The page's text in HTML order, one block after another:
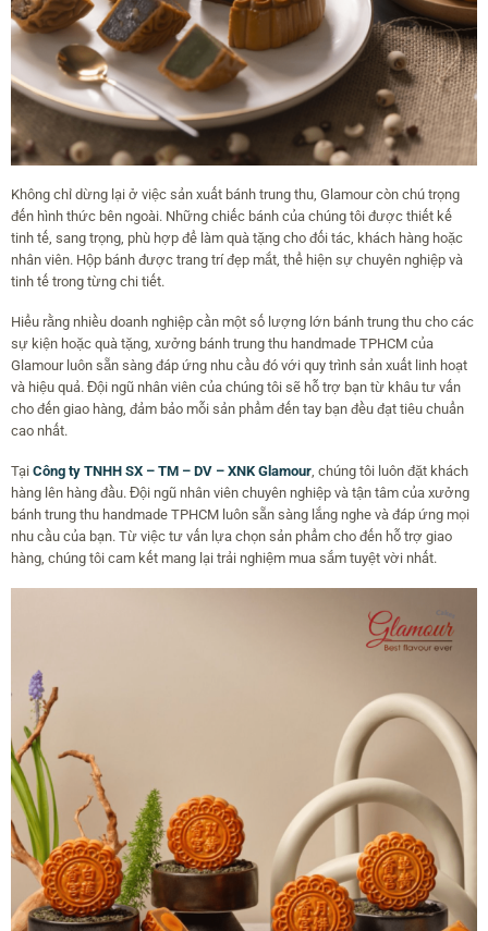
Không chỉ dừng lại ở việc sản xuất bánh trung thu, Glamour còn chú trọng
đến hình thức bên ngoài. Những chiếc bánh của chúng tôi được thiết kế
tinh tế, sang trọng, phù hợp để làm quà tặng cho đối tác, khách hàng hoặc
nhân viên. Hộp bánh được trang trí đẹp mắt, thể hiện sự chuyên nghiệp và
tinh tế trong từng chi tiết.
Hiểu rằng nhiều doanh nghiệp cần một số lượng lớn bánh trung thu cho các
sự kiện hoặc quà tặng, xưởng bánh trung thu handmade TPHCM của
Glamour luôn sẵn sàng đáp ứng nhu cầu đó với quy trình sản xuất linh hoạt
và hiệu quả. Đội ngũ nhân viên của chúng tôi sẽ hỗ trợ bạn từ khâu tư vấn
cho đến giao hàng, đảm bảo mỗi sản phẩm đến tay bạn đều đạt tiêu chuẩn
cao nhất.
Tại Công ty TNHH SX – TM – DV – XNK Glamour, chúng tôi luôn đặt khách
hàng lên hàng đầu. Đội ngũ nhân viên chuyên nghiệp và tận tâm của xưởng
bánh trung thu handmade TPHCM luôn sẵn sàng lắng nghe và đáp ứng mọi
nhu cầu của bạn. Từ việc tư vấn lựa chọn sản phẩm cho đến hỗ trợ giao
hàng, chúng tôi cam kết mang lại trải nghiệm mua sắm tuyệt vời nhất.